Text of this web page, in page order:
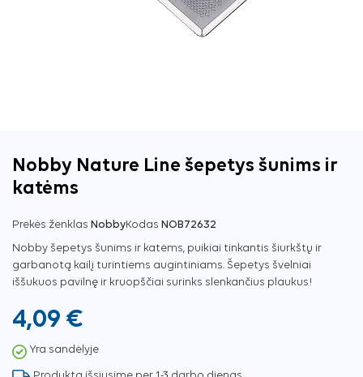
Nobby Nature Line šepetys šunims ir
katėms
Prekės ženklas NobbyKodas NOB72632
Nobby šepetys šunims ir katėms, puikiai tinkantis šiurkštų ir
garbanotą kailį turintiems augintiniams. Šepetys švelniai
iššukuos pavilnę ir kruopščiai surinks slenkančius plaukus!
4,09 €
Yra sandėlyje